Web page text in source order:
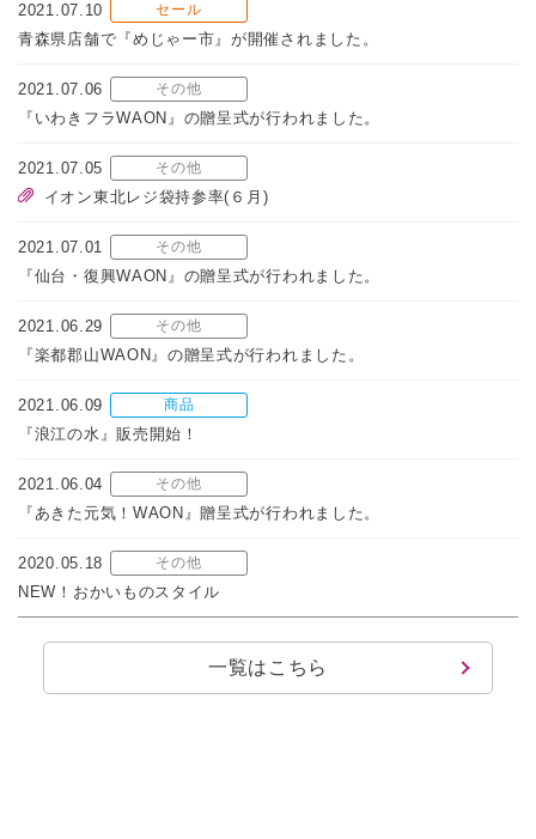
2021.07.10 セール
青森県店舗で『めじゃー市』が開催されました。
2021.07.06 その他
『いわきフラWAON』の贈呈式が行われました。
2021.07.05 その他
イオン東北レジ袋持参率(６月)
2021.07.01 その他
『仙台・復興WAON』の贈呈式が行われました。
2021.06.29 その他
『楽都郡山WAON』の贈呈式が行われました。
2021.06.09 商品
『浪江の水』販売開始！
2021.06.04 その他
『あきた元気！WAON』贈呈式が行われました。
2020.05.18 その他
NEW！おかいものスタイル
一覧はこちら